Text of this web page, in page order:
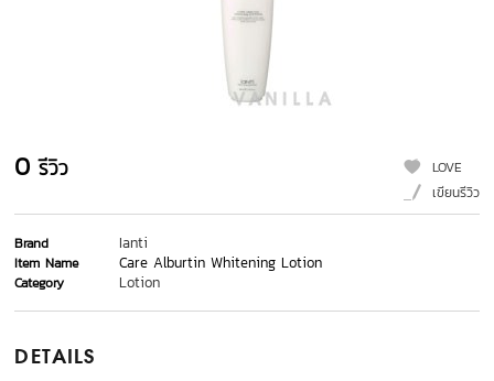
0 รีวิว
LOVE
เขียนรีวิว
Brand Ianti
Item Name Care Alburtin Whitening Lotion
Category Lotion
DETAILS